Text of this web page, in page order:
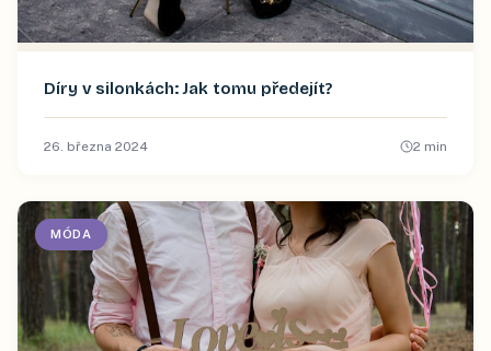
Díry v silonkách: Jak tomu předejít?
26. března 2024 2 min
MÓDA